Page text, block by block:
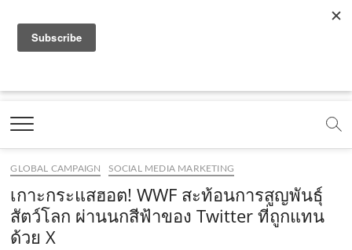
a
e
b
o
o
k
.
o
t
b
e
.
c
.
o
e
m
e
t
g
r
a
t
k
.
c
Marketing Oops!
DIGITAL | CREATIVE | ADVERTISING | CAMPAIGN |
GLOBAL CAMPAIGN SOCIAL MEDIA MARKETING
เกาะกระแสฮอต! WWF สะท้อนการสูญพันธุ์
สัตว์โลก ผ่านนกสีฟ้าของ Twitter ที่ถูกแทน
ด้วย X